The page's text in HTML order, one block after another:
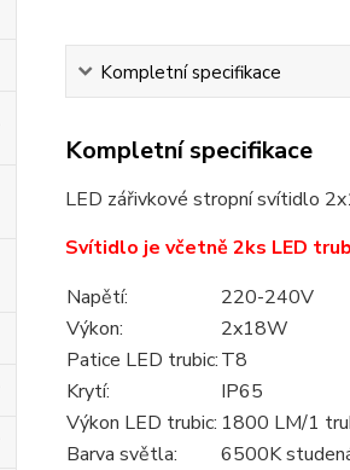
Kompletní specifikace
Kompletní specifikace
LED zářivkové stropní svítidlo
Svítidlo je včetně 2ks LED
Napětí:
220-240V
Výkon:
2x18W
Patice LED trubic:T8
Krytí:
IP65
Výkon LED trubic: 1800 LM/1
Barva světla:
6500K